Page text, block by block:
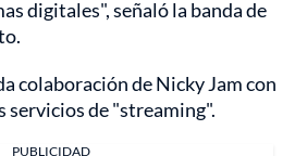
digitales", señaló la banda de
colaboración de Nicky Jam con
servicios de "streaming".
PUBLICIDAD